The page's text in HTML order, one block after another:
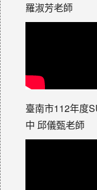
羅淑芳老師
臺南市112年度
中 邱儀甄老師